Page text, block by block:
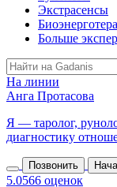
Экстрасенсы
Больше
На линии
Анга Протасова
Я — таролог,
диагностику
Позвонить